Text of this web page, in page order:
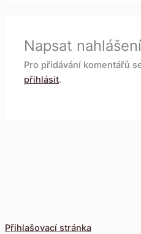
Přihlašovací stránka
Napsat nahlášení
Pro přidávání komentářů
přihlásit.